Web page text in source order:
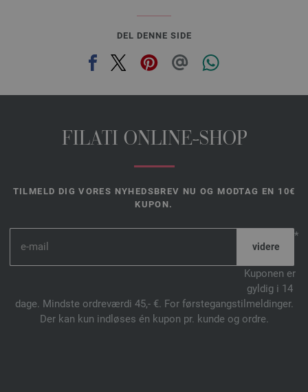
DEL DENNE SIDE
FILATI ONLINE-SHOP
TILMELD DIG VORES NYHEDSBREV NU OG MODTAG EN 10€
KUPON.
*
Kuponen er
gyldig i 14
dage. Mindste ordreværdi 45,- €. For førstegangstilmeldinger.
Der kan kun indløses én kupon pr. kunde og ordre.